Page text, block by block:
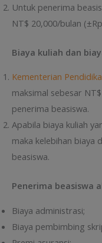
Untuk penerima
NT$ 20,000/bulan
Biaya kuliah dan
Kementerian
maksimal sebesar
penerima beasiswa.
Apabila biaya kuliah
maka kelebihan biaya
beasiswa.
Penerima beasiswa
Biaya administrasi;
Biaya pembimbing